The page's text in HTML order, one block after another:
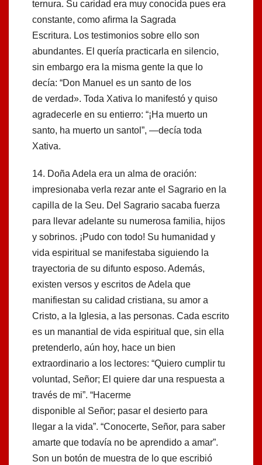
ternura. Su caridad era muy conocida pues era
constante, como aﬁrma la Sagrada
Escritura. Los testimonios sobre ello son
abundantes. El quería practicarla en silencio,
sin embargo era la misma gente la que lo
decía: “Don Manuel es un santo de los
de verdad». Toda Xativa lo manifestó y quiso
agradecerle en su entierro: “¡Ha muerto un
santo, ha muerto un santol”, —decía toda
Xativa.
14. Doña Adela era un alma de oración:
impresionaba verla rezar ante el Sagrario en la
capilla de la Seu. Del Sagrario sacaba fuerza
para llevar adelante su numerosa familia, hijos
y sobrinos. ¡Pudo con todo! Su humanidad y
vida espiritual se manifestaba siguiendo la
trayectoria de su difunto esposo. Además,
existen versos y escritos de Adela que
manifiestan su calidad cristiana, su amor a
Cristo, a la Iglesia, a las personas. Cada escrito
es un manantial de vida espiritual que, sin ella
pretenderlo, aún hoy, hace un bien
extraordinario a los lectores: “Quiero cumplir tu
voluntad, Señor; El quiere dar una respuesta a
través de mi”. “Hacerme
disponible al Señor; pasar el desierto para
llegar a la vida”. “Conocerte, Señor, para saber
amarte que todavía no be aprendido a amar”.
Son un botón de muestra de lo que escribió